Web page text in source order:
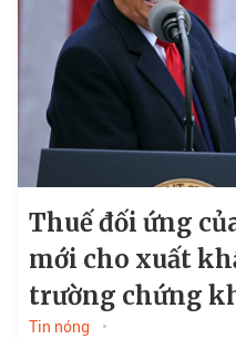
Thuế đối ứng
mới cho xuất
trường chứng
Tin nóng